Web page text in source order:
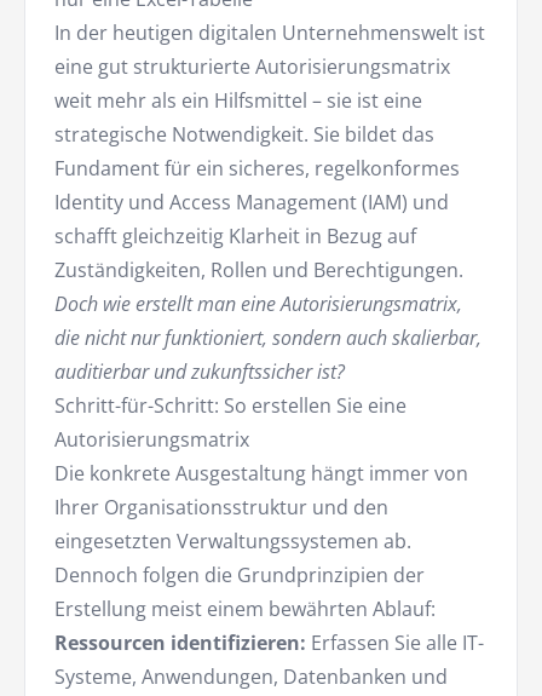
In der heutigen digitalen Unternehmenswelt ist
eine gut strukturierte Autorisierungsmatrix
weit mehr als ein Hilfsmittel – sie ist eine
strategische Notwendigkeit. Sie bildet das
Fundament für ein sicheres, regelkonformes
Identity und Access Management (IAM) und
schafft gleichzeitig Klarheit in Bezug auf
Zuständigkeiten, Rollen und Berechtigungen.
Doch wie erstellt man eine Autorisierungsmatrix,
die nicht nur funktioniert, sondern auch skalierbar,
auditierbar und zukunftssicher ist?
Schritt-für-Schritt: So erstellen Sie eine
Autorisierungsmatrix
Die konkrete Ausgestaltung hängt immer von
Ihrer Organisationsstruktur und den
eingesetzten Verwaltungssystemen ab.
Dennoch folgen die Grundprinzipien der
Erstellung meist einem bewährten Ablauf:
Ressourcen identifizieren: Erfassen Sie alle IT-
Systeme, Anwendungen, Datenbanken und